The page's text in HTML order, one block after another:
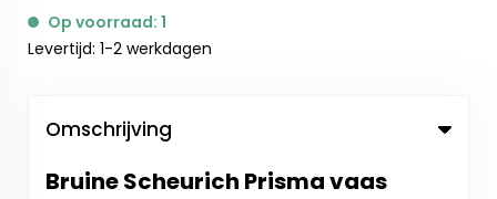
Op voorraad: 1
Levertijd: 1-2 werkdagen
Omschrijving
Bruine Scheurich Prisma vaas